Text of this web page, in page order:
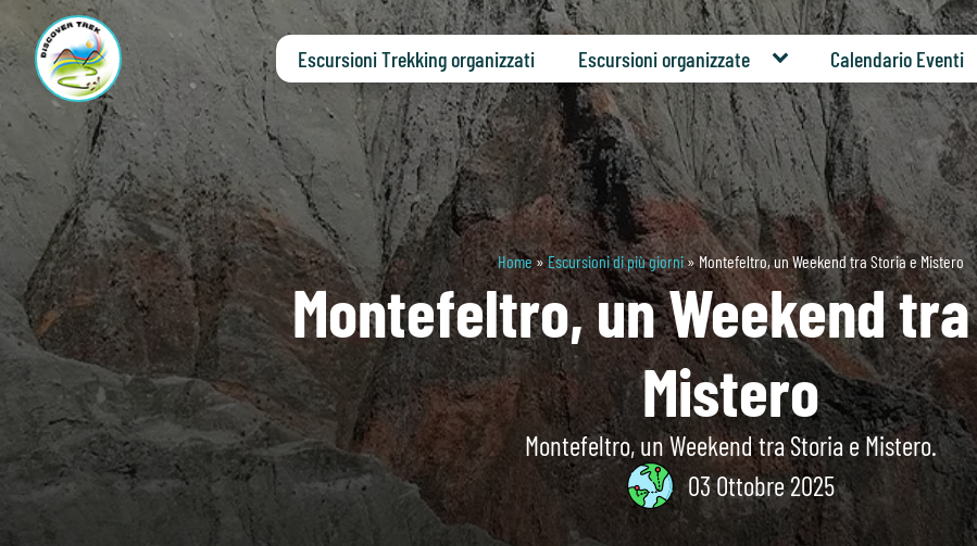
Escursioni Trekking organizzati Escursioni organizzate Calendario Eventi
Home»Escursioni di più giorni» Montefeltro, un Weekend tra Storia e Mistero
Montefeltro, un Weekend
Mistero
Montefeltro, un Weekend tra Storia e Mistero.
03 Ottobre 2025